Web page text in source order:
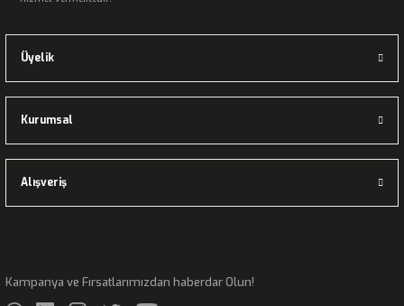
Üyelik
Kurumsal
Alışveriş
Kampanya ve Fırsatlarımızdan haberdar Olun!